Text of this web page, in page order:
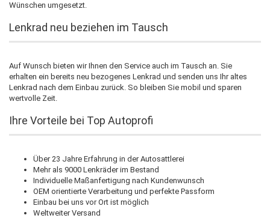
Wünschen umgesetzt.
Lenkrad neu beziehen im Tausch
Auf Wunsch bieten wir Ihnen den Service auch im Tausch an. Sie
erhalten ein bereits neu bezogenes Lenkrad und senden uns Ihr altes
Lenkrad nach dem Einbau zurück. So bleiben Sie mobil und sparen
wertvolle Zeit.
Ihre Vorteile bei Top Autoprofi
Über 23 Jahre Erfahrung in der Autosattlerei
Mehr als 9000 Lenkräder im Bestand
Individuelle Maßanfertigung nach Kundenwunsch
OEM orientierte Verarbeitung und perfekte Passform
Einbau bei uns vor Ort ist möglich
Weltweiter Versand